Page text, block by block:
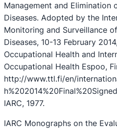
Management and Elimination
Diseases. Adopted by the
Monitoring and Surveillance
Diseases, 10-13 February
Occupational Health and
Occupational Health Espoo,
http://www.ttl.fi/en/
IARC, 1977.
IARC Monographs on the